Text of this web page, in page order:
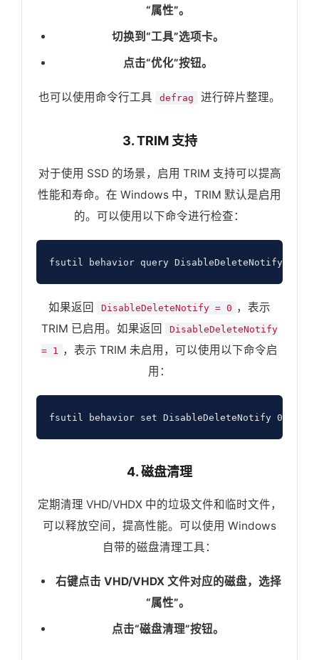
“属性”。
切换到“工具”选项卡。
点击“优化”按钮。
也可以使用命令行工具 defrag 进行碎片整理。
3. TRIM 支持
对于使用 SSD 的场景，启用 TRIM 支持可以提高
性能和寿命。在 Windows 中，TRIM 默认是启用
的。可以使用以下命令进行检查：
如果返回 DisableDeleteNotify = 0 ，表示
TRIM 已启用。如果返回
DisableDeleteNotify
= 1 ，表示 TRIM 未启用，可以使用以下命令启
用：
4. 磁盘清理
定期清理 VHD/VHDX 中的垃圾文件和临时文件，
可以释放空间，提高性能。可以使用 Windows
自带的磁盘清理工具：
右键点击 VHD/VHDX 文件对应的磁盘，选择
“属性”。
点击“磁盘清理”按钮。